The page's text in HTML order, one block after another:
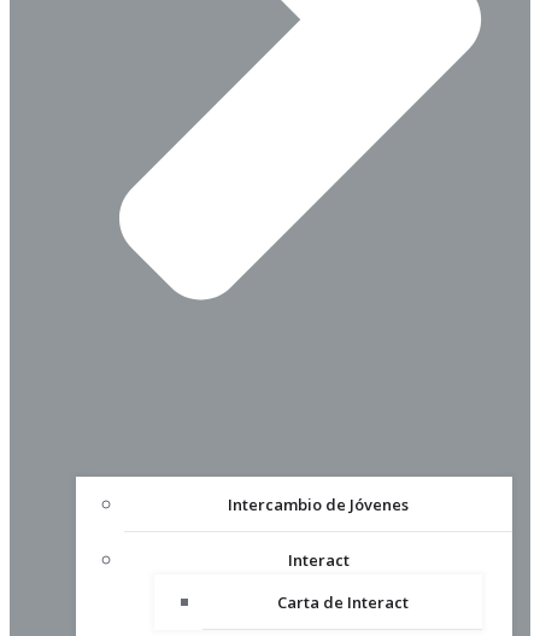
Intercambio de Jóvenes
Interact
Carta de Interact